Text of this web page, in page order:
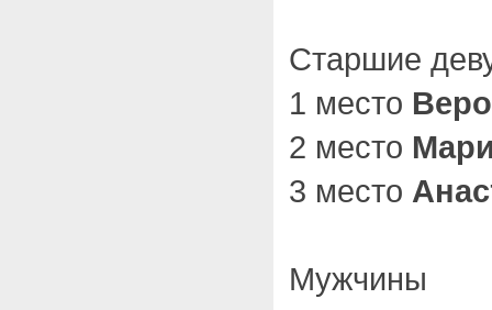
Старшие
1 место
2 место
3 место
Мужчины